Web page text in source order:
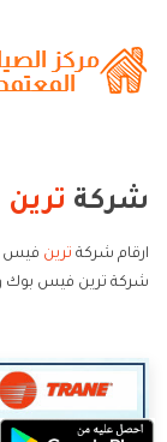
شركة ترين
ارقام شركة ترين فيس
شركة ترين فيس بوك